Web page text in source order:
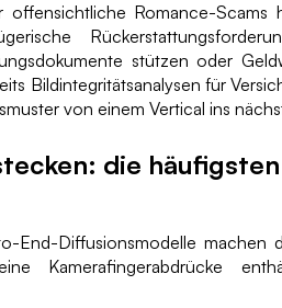
Romance-Scams
stützen oder
Bildintegritätsanalysen für
von einem Vertical ins
die häufigsten
End-Diffusionsmodelle machen
Kamerafingerabdrücke